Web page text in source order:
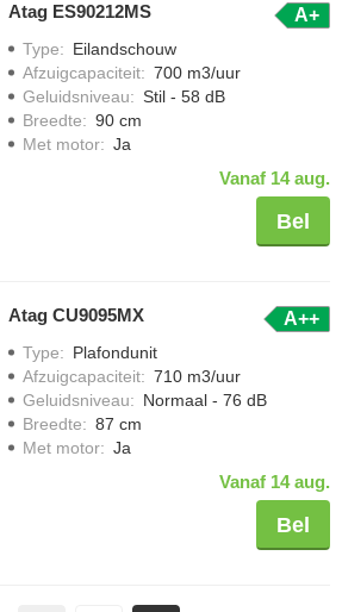
Atag ES90212MS A+
Type: Eilandschouw
Afzuigcapaciteit: 700 m3/uur
Geluidsniveau: Stil - 58 dB
Breedte: 90 cm
Met motor: Ja
Vanaf 14 aug.
Bel
Atag CU9095MX A++
Type: Plafondunit
Afzuigcapaciteit: 710 m3/uur
Geluidsniveau: Normaal - 76 dB
Breedte: 87 cm
Met motor: Ja
Vanaf 14 aug.
Bel